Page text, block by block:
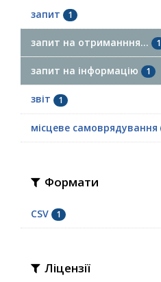
запит 1
запит на отриманння... 1
запит на інформацію 1
звіт 1
місцеве самоврядування
Формати
CSV 1
Ліцензії